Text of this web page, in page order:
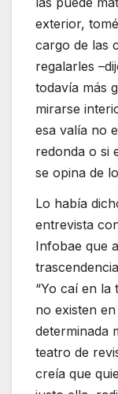
exterior,
cargo de las
regalarles
todavía más
mirarse
esa valía no
redonda o si
se opina de
Lo había
entrevista
Infobae que
“Yo caí en la
no existen
determinada
teatro de
creía que